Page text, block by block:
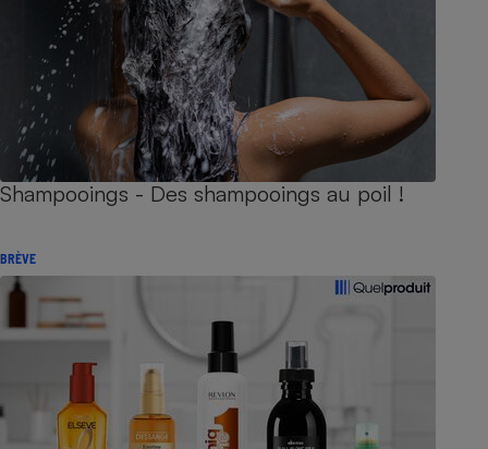
Shampooings - Des shampooings au poil !
BRÈVE